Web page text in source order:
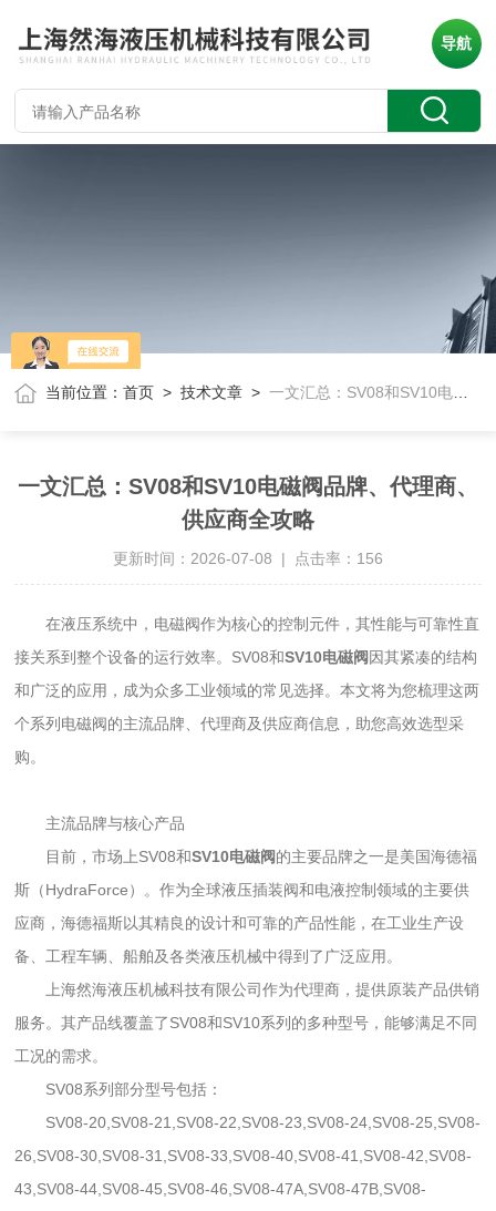
导航
当前位置：首页 >技术文章 >一文汇总：SV08和SV10电磁阀品牌、代理商、供应商全攻略
一文汇总：SV08和SV10电磁阀品牌、代理商、
供应商全攻略
更新时间：2026-07-08 | 点击率：156
在液压系统中，电磁阀作为核心的控制元件，其性能与可靠性直
接关系到整个设备的运行效率。SV08和SV10电磁阀 因其紧凑的结构
和广泛的应用，成为众多工业领域的常见选择。本文将为您梳理这两
个系列电磁阀的主流品牌、代理商及供应商信息，助您高效选型采
购。
主流品牌与核心产品
目前，市场上SV08和SV10电磁阀的主要品牌之一是美国海德福
斯（HydraForce）。作为全球液压插装阀和电液控制领域的主要供
应商，海德福斯以其精良的设计和可靠的产品性能，在工业生产设
备、工程车辆、船舶及各类液压机械中得到了广泛应用。
上海然海液压机械科技有限公司作为代理商，提供原装产品供销
服务。其产品线覆盖了SV08和SV10系列的多种型号，能够满足不同
工况的需求。
SV08系列部分型号包括：
SV08-20,SV08-21,SV08-22,SV08-23,SV08-24,SV08-25,SV08-
26,SV08-30,SV08-31,SV08-33,SV08-40,SV08-41,SV08-42,SV08-
43,SV08-44,SV08-45,SV08-46,SV08-47A,SV08-47B,SV08-